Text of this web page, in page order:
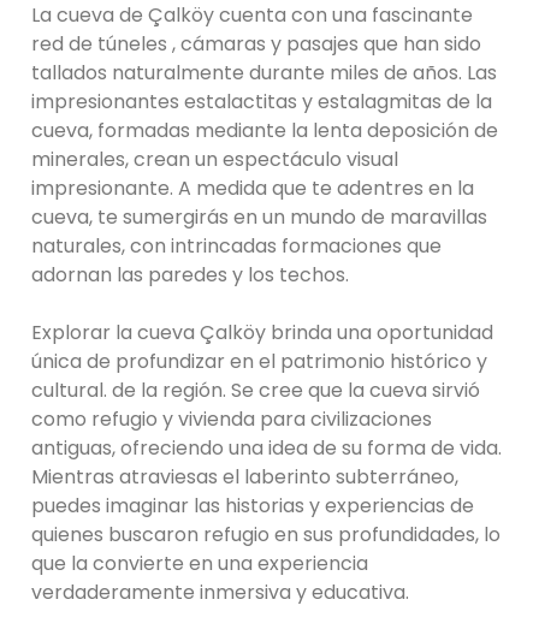
La cueva de Çalköy cuenta con una fascinante
red de túneles , cámaras y pasajes que han sido
tallados naturalmente durante miles de años. Las
impresionantes estalactitas y estalagmitas de la
cueva, formadas mediante la lenta deposición de
minerales, crean un espectáculo visual
impresionante. A medida que te adentres en la
cueva, te sumergirás en un mundo de maravillas
naturales, con intrincadas formaciones que
adornan las paredes y los techos.
Explorar la cueva Çalköy brinda una oportunidad
única de profundizar en el patrimonio histórico y
cultural. de la región. Se cree que la cueva sirvió
como refugio y vivienda para civilizaciones
antiguas, ofreciendo una idea de su forma de vida.
Mientras atraviesas el laberinto subterráneo,
puedes imaginar las historias y experiencias de
quienes buscaron refugio en sus profundidades, lo
que la convierte en una experiencia
verdaderamente inmersiva y educativa.